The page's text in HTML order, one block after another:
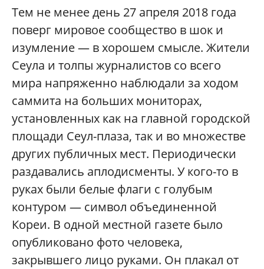
Тем не менее день 27 апреля 2018 года
поверг мировое сообщество в шок и
изумление — в хорошем смысле. Жители
Сеула и толпы журналистов со всего
мира напряженно наблюдали за ходом
саммита на больших мониторах,
установленных как на главной городской
площади Сеул-плаза, так и во множестве
других публичных мест. Периодически
раздавались аплодисменты. У кого-то в
руках были белые флаги с голубым
контуром — символ объединенной
Кореи. В одной местной газете было
опубликовано фото человека,
закрывшего лицо руками. Он плакал от